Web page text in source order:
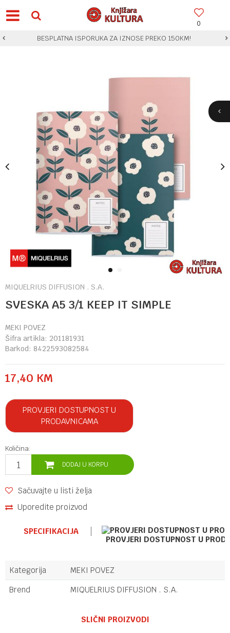
0
BESPLATNA ISPORUKA ZA IZNOSE PREKO 150KM!
1
MIQUELRIUS DIFFUSION . S.A.
SVESKA A5 3/1 KEEP IT SIMPLE
MEKI POVEZ
Šifra artikla: 201181931
Barkod: 8422593082584
17,40 KM
PROVJERI DOSTUPNOST U
PRODAVNICAMA
Količina:
DODAJ U KORPU
Sačuvajte u listi želja
Uporedite proizvod
SPECIFIKACIJA
PROVJERI DOSTUPNOST U
Kategorija
MEKI POVEZ
Brend
MIQUELRIUS DIFFUSION . S.A.
SLIČNI PROIZVODI